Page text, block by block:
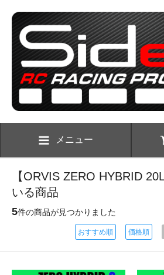
メニュー
【ORVIS ZERO HYBRID
いる商品
5件の商品が見つかりました
おすすめ順 価格順